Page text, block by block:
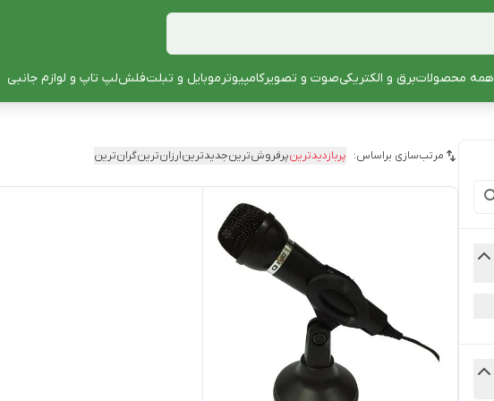
همه محصولاتبرق و الکتریکیصوت و تصویرکامپیوترموبایل و تبلتفلشلپ تاپ و لوازم جانبی
مرتب‌سازی براساس: پربازدیدترینپرفروش‌ترینجدیدترینارزان‌ترینگران‌ترین